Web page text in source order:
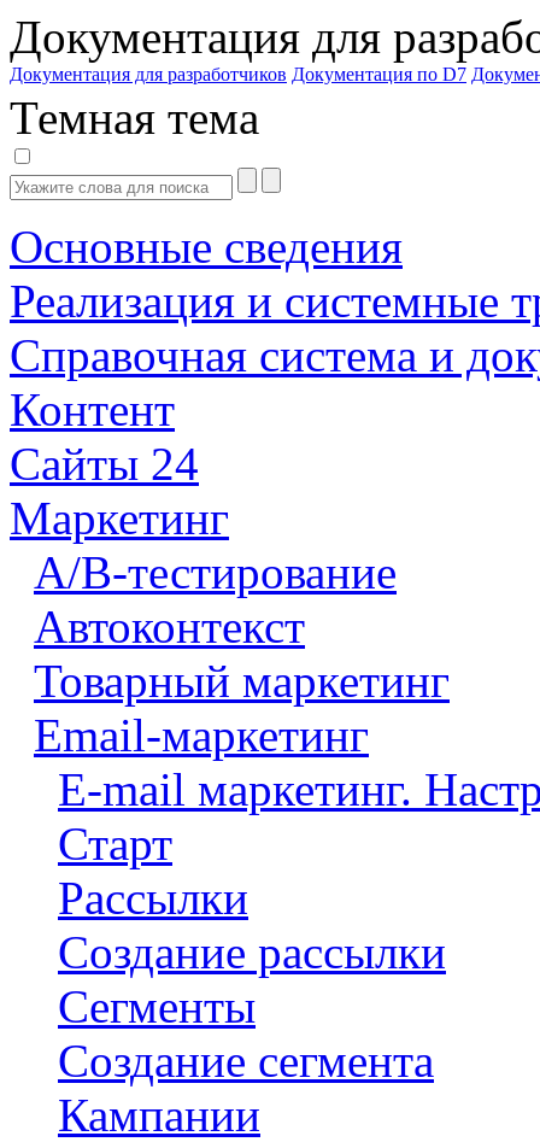
Документация для
Документация для разработчиков Документация по D7
Темная тема
Основные сведения
Реализация и системные
Справочная система и
Контент
Сайты 24
Маркетинг
A/B-тестирование
Автоконтекст
Товарный маркетинг
Email-маркетинг
E-mail маркетинг.
Старт
Рассылки
Создание рассылки
Сегменты
Создание сегмента
Кампании